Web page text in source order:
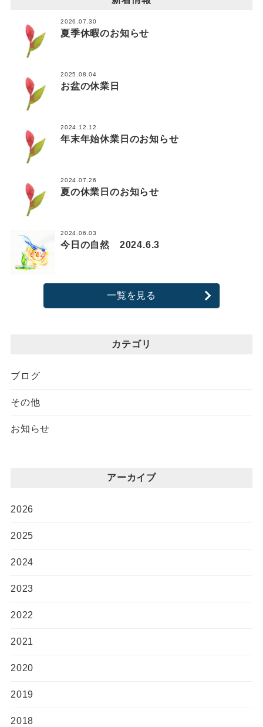
2026.07.30
夏季休暇のお知らせ
2025.08.04
お盆の休業日
2024.12.12
年末年始休業日のお知らせ
2024.07.26
夏の休業日のお知らせ
2024.06.03
今日の自然 2024.6.3
一覧を見る
カテゴリ
ブログ
その他
お知らせ
アーカイブ
2026
2025
2024
2023
2022
2021
2020
2019
2018